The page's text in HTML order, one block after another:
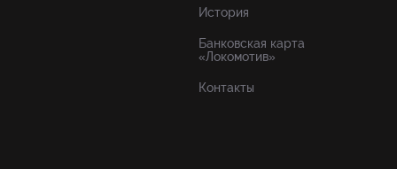
История
Банковская карта
«Локомотив»
Контакты